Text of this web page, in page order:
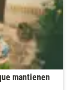
mantienen